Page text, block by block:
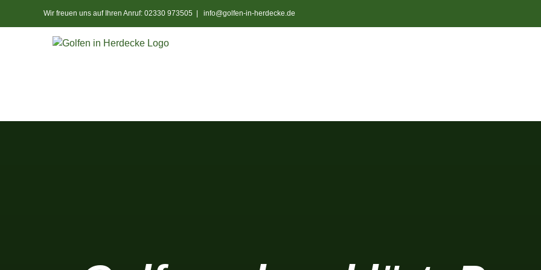
Wir freuen uns auf Ihren Anruf: 02330 973505 info@golfen-in-herdecke.de